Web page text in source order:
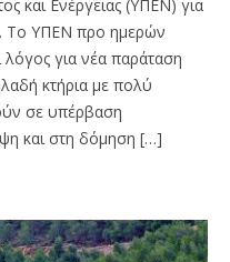
και Ενέργειας (ΥΠΕΝ) για
Το ΥΠΕΝ προ ημερών
λόγος για νέα παράταση
κτήρια με πολύ
σε υπέρβαση
και στη δόμηση […]